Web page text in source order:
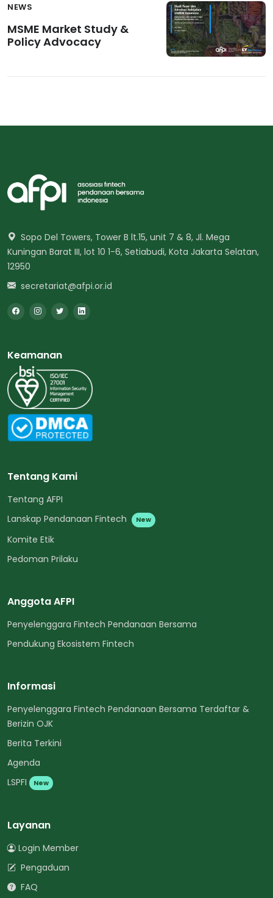
NEWS
MSME Market Study &
Policy Advocacy
Sopo Del Towers, Tower B lt.15, unit 7 & 8, Jl. Mega
Kuningan Barat III, lot 10 1-6, Setiabudi, Kota Jakarta Selatan,
12950
secretariat@afpi.or.id
Keamanan
Tentang Kami
Tentang AFPI
Lanskap Pendanaan Fintech
New
Komite Etik
Pedoman Prilaku
Anggota AFPI
Penyelenggara Fintech Pendanaan Bersama
Pendukung Ekosistem Fintech
Informasi
Penyelenggara Fintech Pendanaan Bersama Terdaftar &
Berizin OJK
Berita Terkini
Agenda
LSPFI
New
Layanan
Login Member
Pengaduan
FAQ